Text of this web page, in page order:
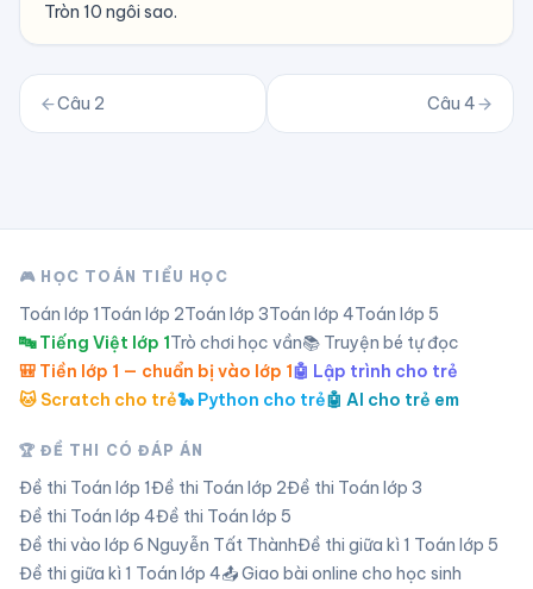
Tròn 10 ngôi sao.
Câu 2 Câu 4
🎮 HỌC TOÁN TIỂU HỌC
Toán lớp 1Toán lớp 2Toán lớp 3Toán lớp 4Toán lớp 5
🔤 Tiếng Việt lớp 1Trò chơi học vần📚 Truyện bé tự đọc
🎒 Tiền lớp 1 — chuẩn bị vào lớp 1🤖 Lập trình cho trẻ
🐱 Scratch cho trẻ🐍 Python cho trẻ🤖 AI cho trẻ em
🏆 ĐỀ THI CÓ ĐÁP ÁN
Đề thi Toán lớp 1Đề thi Toán lớp 2Đề thi Toán lớp 3
Đề thi Toán lớp 4Đề thi Toán lớp 5
Đề thi vào lớp 6 Nguyễn Tất ThànhĐề thi giữa kì 1 Toán lớp 5
Đề thi giữa kì 1 Toán lớp 4📤 Giao bài online cho học sinh